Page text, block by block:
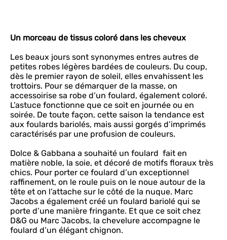
Un morceau de tissus coloré dans les cheveux
Les beaux jours sont synonymes entres autres de
petites robes légères bardées de couleurs. Du coup,
dès le premier rayon de soleil, elles envahissent les
trottoirs. Pour se démarquer de la masse, on
accessoirise sa robe d’un foulard, également coloré.
L’astuce fonctionne que ce soit en journée ou en
soirée. De toute façon, cette saison la tendance est
aux foulards bariolés, mais aussi gorgés d’imprimés
caractérisés par une profusion de couleurs.
Dolce & Gabbana a souhaité un foulard fait en
matière noble, la soie, et décoré de motifs floraux très
chics. Pour porter ce foulard d’un exceptionnel
raffinement, on le roule puis on le noue autour de la
tête et on l’attache sur le côté de la nuque. Marc
Jacobs a également créé un foulard bariolé qui se
porte d’une manière fringante. Et que ce soit chez
D&G ou Marc Jacobs, la chevelure accompagne le
foulard d’un élégant chignon.